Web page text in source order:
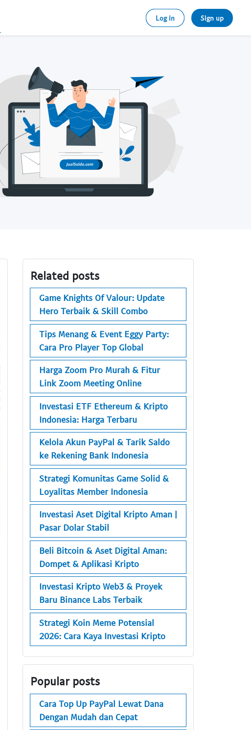
Log in Sign up
Related posts
Game Knights Of Valour: Update
Hero Terbaik & Skill Combo
Tips Menang & Event Eggy Party:
Cara Pro Player Top Global
Harga Zoom Pro Murah & Fitur
Link Zoom Meeting Online
Investasi ETF Ethereum & Kripto
Indonesia: Harga Terbaru
Kelola Akun PayPal & Tarik Saldo
ke Rekening Bank Indonesia
Strategi Komunitas Game Solid &
Loyalitas Member Indonesia
Investasi Aset Digital Kripto Aman |
Pasar Dolar Stabil
Beli Bitcoin & Aset Digital Aman:
Dompet & Aplikasi Kripto
Investasi Kripto Web3 & Proyek
Baru Binance Labs Terbaik
Strategi Koin Meme Potensial
2026: Cara Kaya Investasi Kripto
Popular posts
Cara Top Up PayPal Lewat Dana
Dengan Mudah dan Cepat